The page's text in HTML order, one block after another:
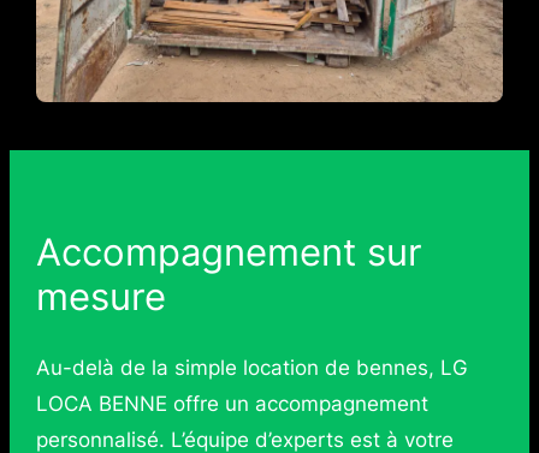
Accompagnement sur
mesure
Au-delà de la simple location de bennes, LG
LOCA BENNE offre un accompagnement
personnalisé. L’équipe d’experts est à votre